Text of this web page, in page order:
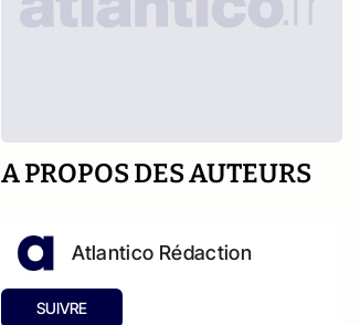
A PROPOS DES AUTEURS
Atlantico Rédaction
SUIVRE